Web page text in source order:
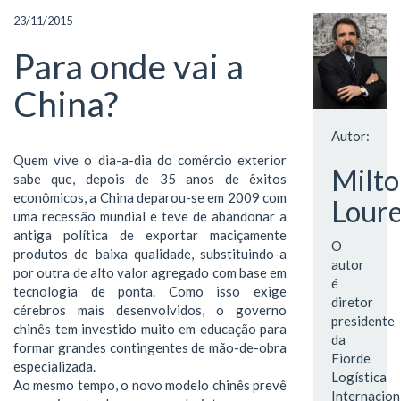
23/11/2015
Para onde vai a
China?
Quem vive o dia-a-dia do comércio exterior
sabe que, depois de 35 anos de êxitos
econômicos, a China deparou-se em 2009 com
uma recessão mundial e teve de abandonar a
antiga política de exportar maciçamente
produtos de baixa qualidade, substituindo-a
por outra de alto valor agregado com base em
tecnologia de ponta. Como isso exige
cérebros mais desenvolvidos, o governo
chinês tem investido muito em educação para
formar grandes contingentes de mão-de-obra
especializada.
Ao mesmo tempo, o novo modelo chinês prevê
Autor:
O
autor
é
diretor
presidente
da
Fiorde
Logística